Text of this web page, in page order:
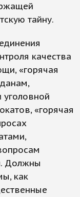
тайну.
качества
«горячая
уголовной
«горячая
Должны
как